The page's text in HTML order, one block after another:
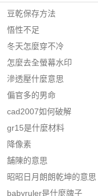
豆乾保存方法
悟性不足
冬天怎麼穿不冷
怎麼去全螢幕水印
滲透壓什麼意思
偏官多的男命
cad2007如何破解
gr15是什麼材料
降像素
舗陳的意思
昭昭日月朗朗乾坤的意思
babyruler是什麼牌子